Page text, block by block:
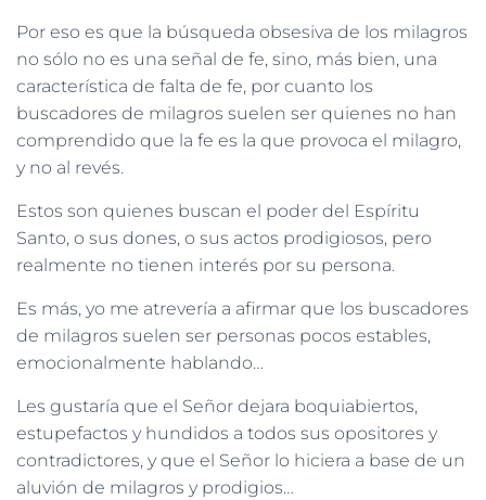
Por eso es que la búsqueda obsesiva de los milagros
no sólo no es una señal de fe, sino, más bien, una
característica de falta de fe, por cuanto los
buscadores de milagros suelen ser quienes no han
comprendido que la fe es la que provoca el milagro,
y no al revés.
Estos son quienes buscan el poder del Espíritu
Santo, o sus dones, o sus actos prodigiosos, pero
realmente no tienen interés por su persona.
Es más, yo me atrevería a afirmar que los buscadores
de milagros suelen ser personas pocos estables,
emocionalmente hablando…
Les gustaría que el Señor dejara boquiabiertos,
estupefactos y hundidos a todos sus opositores y
contradictores, y que el Señor lo hiciera a base de un
aluvión de milagros y prodigios…